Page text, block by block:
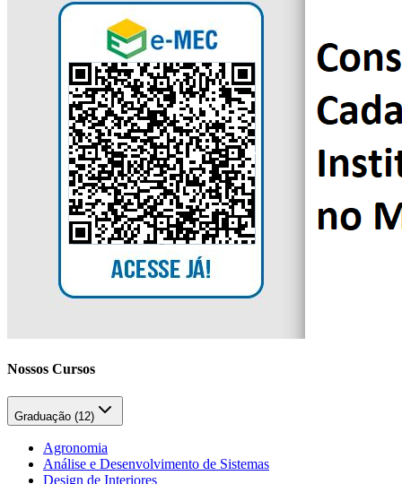
Nossos Cursos
Graduação (12)
Agronomia
Análise e Desenvolvimento de Sistemas
Design de Interiores